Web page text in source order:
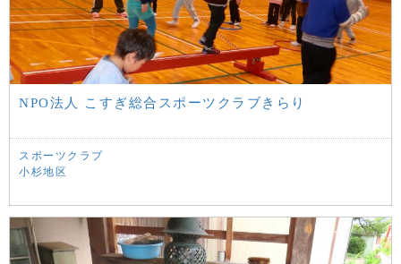
NPO法人 こすぎ総合スポーツクラブきらり
スポーツクラブ
小杉地区